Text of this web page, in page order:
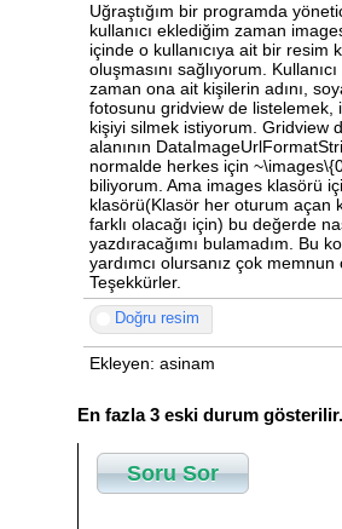
Uğraştığım bir programda
kullanıcı eklediğim zaman
içinde o kullanıcıya ait bir resim
oluşmasını sağlıyorum.
zaman ona ait kişilerin adını,
fotosunu gridview de listelemek,
kişiyi silmek istiyorum. Gridview
alanının
normalde herkes için
biliyorum. Ama images klasörü
klasörü(Klasör her oturum açan
farklı olacağı için) bu değerde
yazdıracağımı bulamadım. Bu
yardımcı olursanız çok memnun
Teşekkürler.
Doğru resim
Ekleyen: asinam
En fazla 3 eski durum gösterilir.
Soru Sor